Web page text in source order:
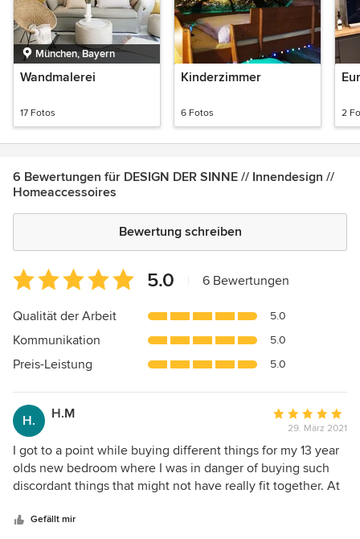
München, Bayern
Wandmalerei
17 Fotos
Kinderzimmer
6 Fotos 2
6 Bewertungen für DESIGN DER SINNE // Innendesign //
Homeaccessoires
Bewertung schreiben
Durchschnittliche
Bewertung:
5
5
Sternen
5.0 6 Bewertungen
Qualität der Arbeit 5.0
Kommunikation 5.0
Preis-Leistung 5.0
H. H.M
Bewertung:
5
von
5
29. März 2021
I got to a point while buying different things for my 13 year
olds new bedroom where I was in danger of buying such
discordant things that might not have really fit together. At
in bringing all parts of the room together creating harmony
Gefällt mir